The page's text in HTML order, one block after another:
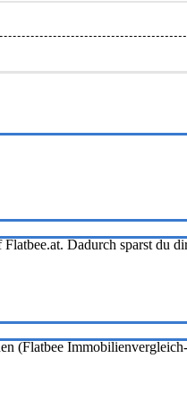
Dadurch sparst du
(Flatbee